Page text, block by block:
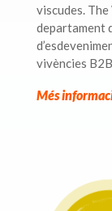
viscudes.
departament
vivències
Més